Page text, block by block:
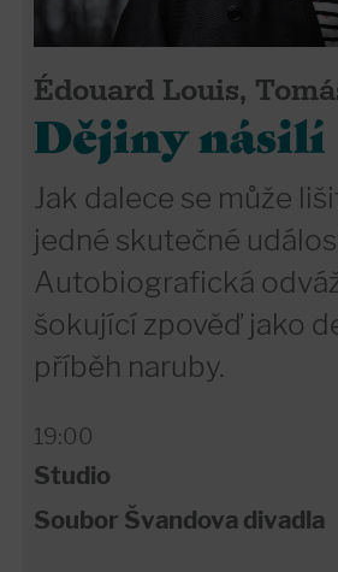
Édouard Louis,
Dějiny násilí
Jak dalece se může
jedné skutečné
Autobiografická
šokující zpověď jako
příběh naruby.
19:00
Studio
Soubor Švandova divadla